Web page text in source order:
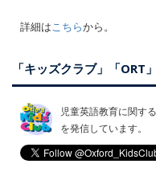
詳細はこちらから。
「キッズクラブ」「
児童英語教育に関す
を発信しています。